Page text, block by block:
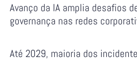
Avanço da IA amplia desafios
governança nas redes
Até 2029, maioria dos